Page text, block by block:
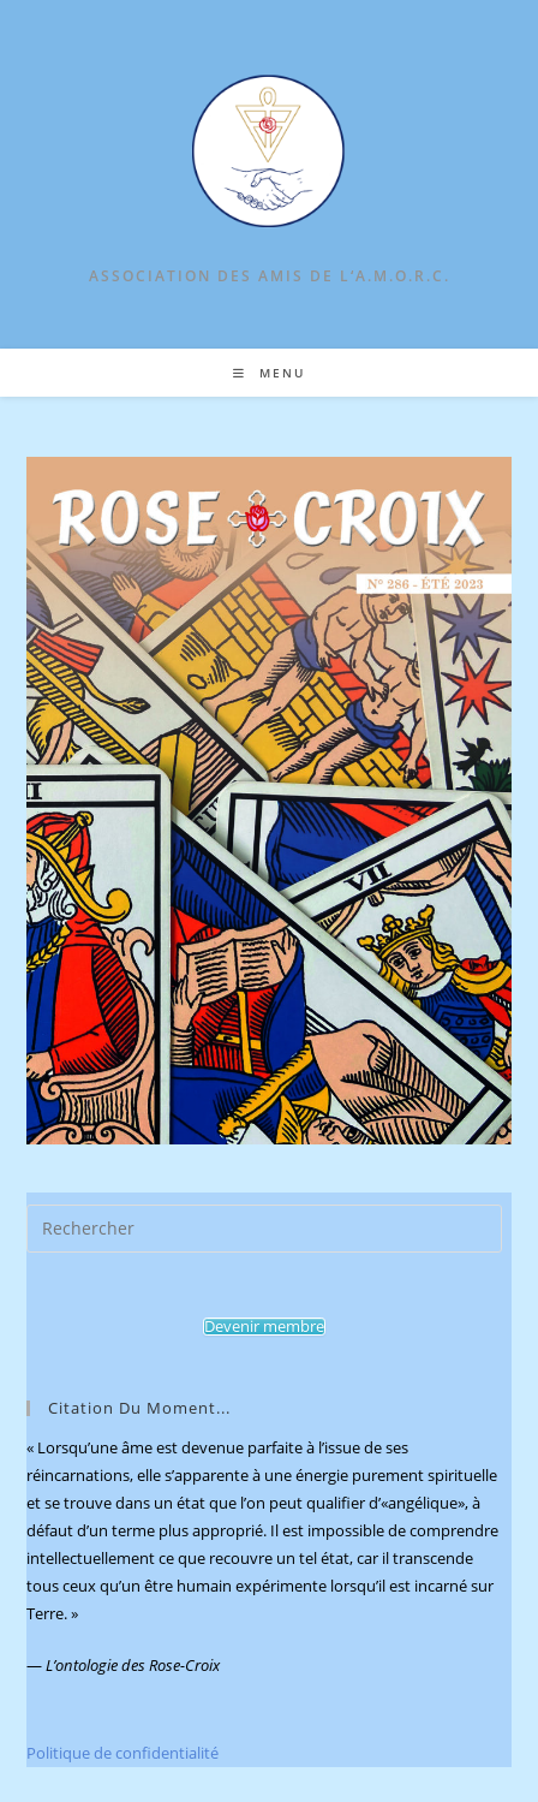
ASSOCIATION DES AMIS DE L‘A.M.O.R.C.
MENU
Devenir membre
Citation Du Moment...
« Lorsqu’une âme est devenue parfaite à l’issue de ses
réincarnations, elle s’apparente à une énergie purement spirituelle
et se trouve dans un état que l’on peut qualifier d’«angélique», à
défaut d’un terme plus approprié. Il est impossible de comprendre
intellectuellement ce que recouvre un tel état, car il transcende
tous ceux qu’un être humain expérimente lorsqu’il est incarné sur
Terre. »
—L’ontologie des Rose-Croix
Politique de confidentialité